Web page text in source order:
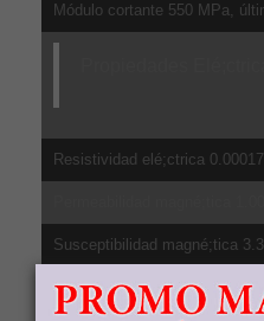
Módulo cortante 550 MPa,
Resistividad elé;ctrica
Susceptibilidad magné;tica
Propiedades